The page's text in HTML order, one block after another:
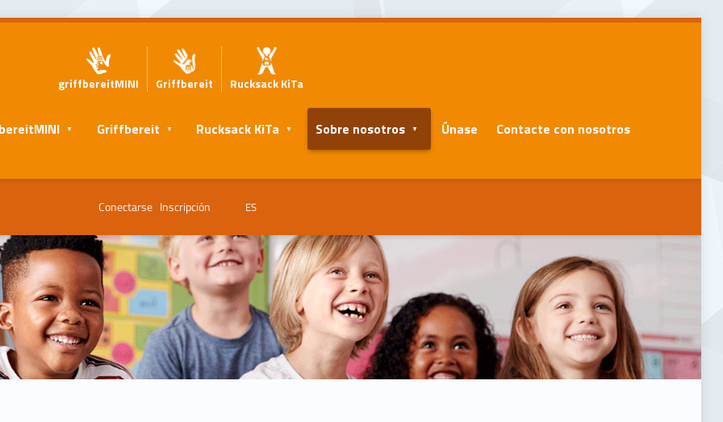
griffbereitMINI Griffbereit Rucksack KiTa
Griffbereit Rucksack KiTa Sobre nosotros Únase Contacte con nosotros
Conectarse Inscripción ES